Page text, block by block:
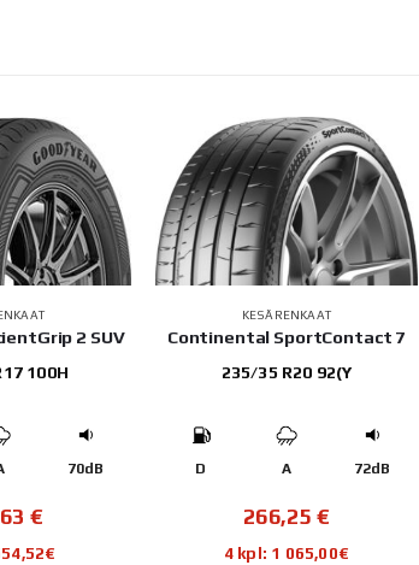
2 SUV
100H
70dB
€
KESÄRENKAAT
Continental SportContact 7
235/35 R20 92(Y
D A 72dB
266,25 €
4 kpl: 1 065,00€